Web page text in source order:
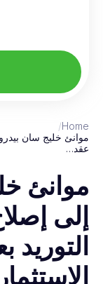
Home
/
موانئ خليج سان
عقد…
موانئ
إلى
الاستثمار